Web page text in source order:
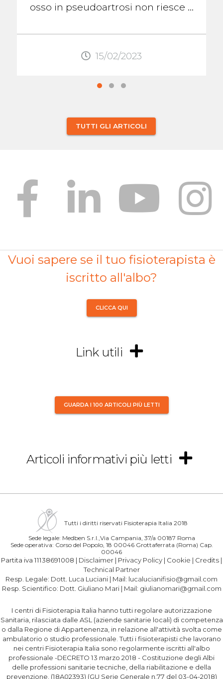
osso in pseudoartrosi non riesce a
...
15/02/2023
TUTTI GLI ARTICOLI
Vuoi sapere se il tuo fisioterapista è
iscritto all'albo?
CLICCA QUI
Link utili
GUARDA I 100 ARTICOLI PIÙ LETTI
Articoli informativi più letti
Tutti i diritti riservati Fisioterapia Italia 2018
Sede legale: Medben S.r.l.,Via Campania, 37/a 00187 Roma
Sede operativa: Corso del Popolo, 18 00046 Grottaferrata (Roma) Cap.
00046
Partita iva 11138691008 | Disclaimer | Privacy Policy | Cookie | Credits |
Technical Partner
Resp. Legale: Dott. Luca Luciani | Mail: lucalucianifisio@gmail.com
Resp. Scientifico: Dott. Giuliano Mari| Mail: giulianomari@gmail.com
I centri di Fisioterapia Italia hanno tutti regolare autorizzazione
Sanitaria, rilasciata dalle ASL (aziende sanitarie locali) di competenza
o dalla Regione di Appartenenza, in relazione all'attività svolta come
ambulatorio o studio professionale. Tutti i fisioterapisti che lavorano
nei centri Fisioterapia Italia sono regolarmente iscritti all'albo
professionale -DECRETO 13 marzo 2018 - Costituzione degli Albi
delle professioni sanitarie tecniche, della riabilitazione e della
prevenzione. (18A02393) (GU Serie Generale n.77 del 03-04-2018)